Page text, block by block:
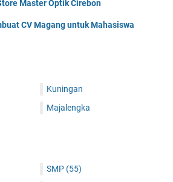
Master Optik Cirebon
CV Magang untuk Mahasiswa
Kuningan
Majalengka
SMP (55)